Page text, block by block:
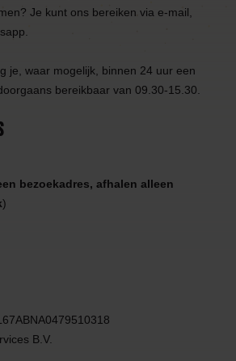
Je kunt ons bereiken via e-mail,
je, waar mogelijk, binnen 24 uur een
bereikbaar van 09.30-15.30.
bezoekadres, afhalen alleen
)
B.V.